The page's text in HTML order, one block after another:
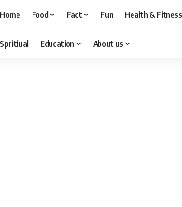
Home Food Fact Fun Health & Fitness
Spritiual Education About us